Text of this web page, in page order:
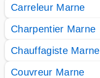
Carreleur Marne
Charpentier Marne
Chauffagiste Marne
Couvreur Marne